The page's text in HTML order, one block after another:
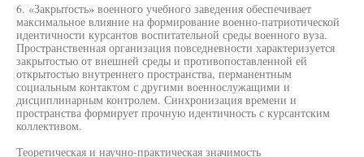
6. «Закрытость» военного учебного заведения обеспечивает
максимальное влияние на формирование военно-патриотической
идентичности курсантов воспитательной среды военного вуза.
Пространственная организация повседневности характеризуется
закрытостью от внешней среды и противопоставленной ей
открытостью внутреннего пространства, перманентным
социальным контактом с другими военнослужащими и
дисциплинарным контролем. Синхронизация времени и
пространства формирует прочную идентичность с курсантским
коллективом.
Теоретическая и научно-практическая значимость